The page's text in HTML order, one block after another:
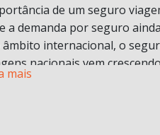
de um seguro
a demanda por seguro
âmbito internacional, o
nacionais vem
por procura de informações.
mais